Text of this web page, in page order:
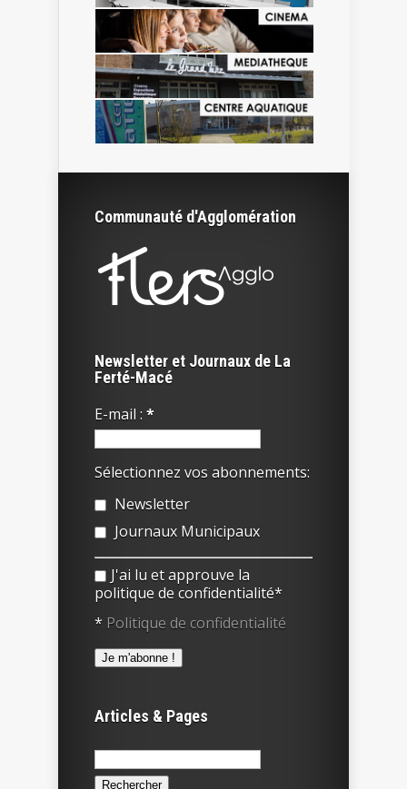
Communauté d'Agglomération
Newsletter et Journaux de La
Ferté-Macé
E-mail : *
Sélectionnez vos abonnements:
Newsletter
Journaux Municipaux
J'ai lu et approuve la
politique de confidentialité*
* Politique de confidentialité
Articles & Pages
Rechercher :